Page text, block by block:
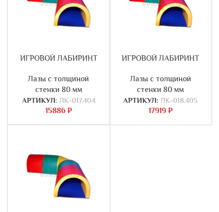
ИГРОВОЙ ЛАБИРИНТ
Лазы с толщиной
стенки 80 мм
АРТИКУЛ: ЛК-017.404
15886 ₽
ИГРОВОЙ ЛАБИРИНТ
Лазы с толщиной
стенки 80 мм
АРТИКУЛ: ЛК-018.405
17919 ₽